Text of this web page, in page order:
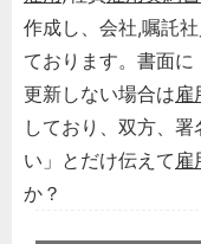
作成し、会社,嘱託
ております。書面に
更新しない場合は雇
しており、双方、署
い」とだけ伝えて 雇
か？